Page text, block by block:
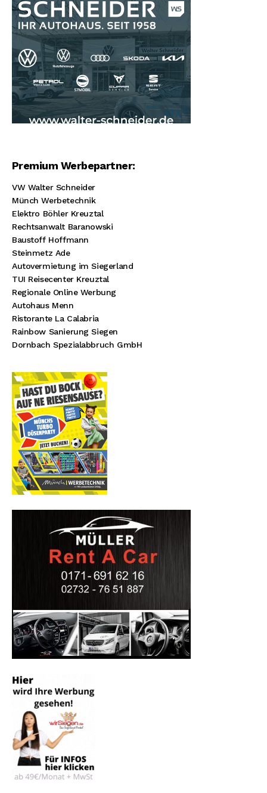
Premium Werbepartner:
VW Walter Schneider
Münch Werbetechnik
Elektro Böhler Kreuztal
Rechtsanwalt Baranowski
Baustoff Hoffmann
Steinmetz Ade
Autovermietung im Siegerland
TUI Reisecenter Kreuztal
Regionale Online Werbung
Autohaus Menn
Ristorante La Calabria
Rainbow Sanierung Siegen
Dornbach Spezialabbruch GmbH